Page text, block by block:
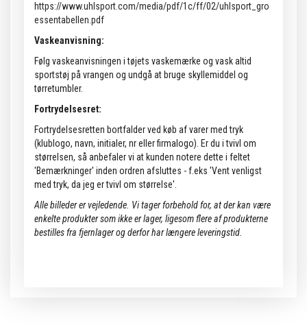
https://www.uhlsport.com/media/pdf/1c/ff/02/uhlsport_gro
essentabellen.pdf
Vaskeanvisning:
Følg vaskeanvisningen i tøjets vaskemærke og vask altid
sportstøj på vrangen og undgå at bruge skyllemiddel og
tørretumbler.
Fortrydelsesret:
Fortrydelsesretten bortfalder ved køb af varer med tryk
(klublogo, navn, initialer, nr eller firmalogo). Er du i tvivl om
størrelsen, så anbefaler vi at kunden notere dette i feltet
'Bemærkninger' inden ordren afsluttes - f.eks 'Vent venligst
med tryk, da jeg er tvivl om størrelse'.
Alle billeder er vejledende. Vi tager forbehold for, at der kan være
enkelte produkter som ikke er lager, ligesom flere af produkterne
bestilles fra fjernlager og derfor har længere leveringstid.